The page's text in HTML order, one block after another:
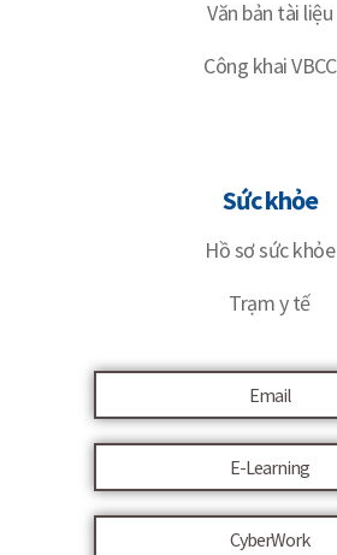
Văn bản tài liệu
Công khai VBCC
Sức khỏe
Hồ sơ sức khỏe
Trạm y tế
Email
E-Learning
CyberWork